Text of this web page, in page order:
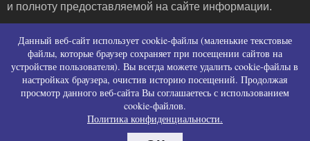
и полноту предоставляемой на сайте информации.
Политика конфиденциальности (политика в
отношении обработки персональных данных)
Политика использования файлов cookies
Согласие на сбор персональных данных
Согласие на распространение персональных
Данный веб-сайт использует cookie-файлы (маленькие текстовые
файлы, которые браузер сохраняет при посещении сайтов на
устройстве пользователя). Вы всегда можете удалить cookie-файлы в
настройках браузера, очистив историю посещений. Продолжая
просмотр данного веб-сайта Вы соглашаетесь с использованием
cookie-файлов.
Политика конфиденциальности.